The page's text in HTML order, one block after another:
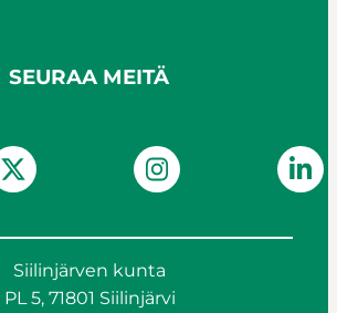
SEURAA MEITÄ
Siilinjärven kunta
PL 5, 71801 Siilinjärvi